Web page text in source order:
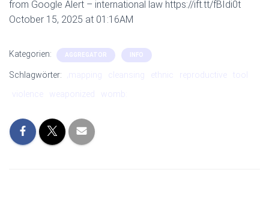
from Google Alert – international law https://ift.tt/fBIdi0t
October 15, 2025 at 01:16AM
Kategorien: AGGREGATOR INFO
Schlagwörter: ‚mapping cleansing ethnic reproductive
tool
weaponized womb: